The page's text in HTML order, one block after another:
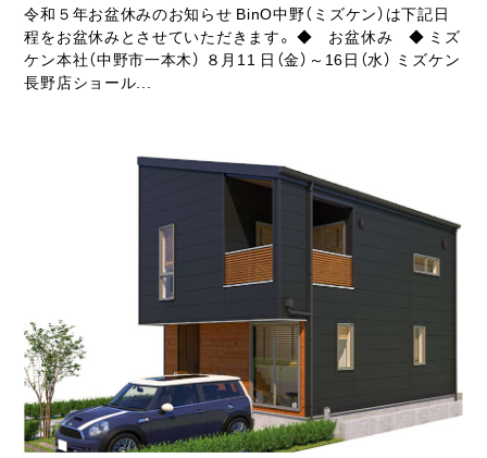
令和５年お盆休みのお知らせ BinO中野（ミズケン）は下記日
程をお盆休みとさせていただきます。 ◆ お盆休み ◆ ミズ
ケン本社（中野市一本木） ８月11 日（金）～16日（水） ミズケン
長野店ショール...